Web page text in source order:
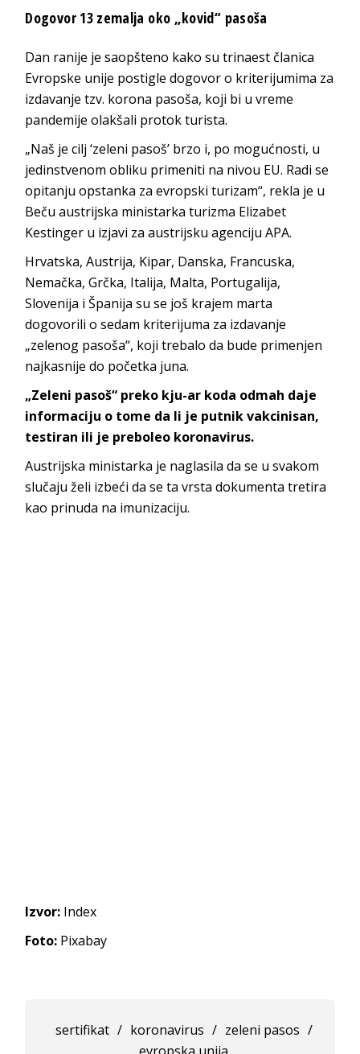
Dogovor 13 zemalja oko „kovid“ pasoša
Dan ranije je saopšteno kako su trinaest članica
Evropske unije postigle dogovor o kriterijumima za
izdavanje tzv. korona pasoša, koji bi u vreme
pandemije olakšali protok turista.
„Naš je cilj ‘zeleni pasoš’ brzo i, po mogućnosti, u
jedinstvenom obliku primeniti na nivou EU. Radi se
opitanju opstanka za evropski turizam“, rekla je u
Beču austrijska ministarka turizma Elizabet
Kestinger u izjavi za austrijsku agenciju APA.
Hrvatska, Austrija, Kipar, Danska, Francuska,
Nemačka, Grčka, Italija, Malta, Portugalija,
Slovenija i Španija su se još krajem marta
dogovorili o sedam kriterijuma za izdavanje
„zelenog pasoša“, koji trebalo da bude primenjen
najkasnije do početka juna.
„Zeleni pasoš“ preko kju-ar koda odmah daje
informaciju o tome da li je putnik vakcinisan,
testiran ili je preboleo koronavirus.
Austrijska ministarka je naglasila da se u svakom
slučaju želi izbeći da se ta vrsta dokumenta tretira
kao prinuda na imunizaciju.
Izvor: Index
Foto: Pixabay
sertifikat / koronavirus / zeleni pasos /